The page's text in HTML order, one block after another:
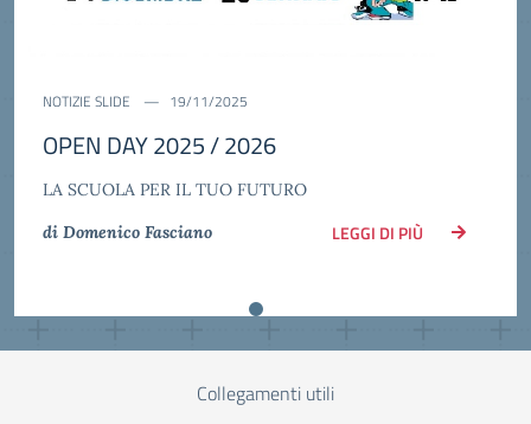
NOTIZIE SLIDE 19/11/2025
OPEN DAY 2025 / 2026
LA SCUOLA PER IL TUO FUTURO
di Domenico Fasciano
LEGGI DI PIÙ
Collegamenti utili